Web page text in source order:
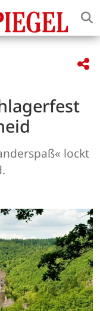
lockt